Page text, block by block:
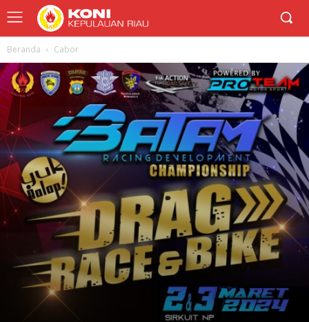
Beranda Cabor